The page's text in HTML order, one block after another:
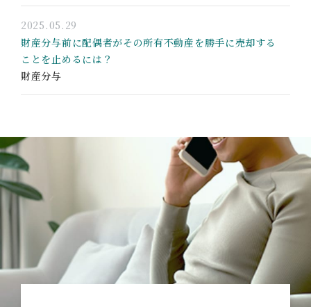
2025.05.29
財産分与前に配偶者がその所有不動産を勝手に売却する
ことを止めるには？
財産分与